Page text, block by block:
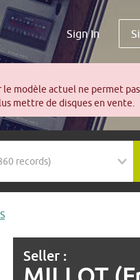
modèle actuel ne permet pas
mettre de disques en vente.
Sign In
Seller :